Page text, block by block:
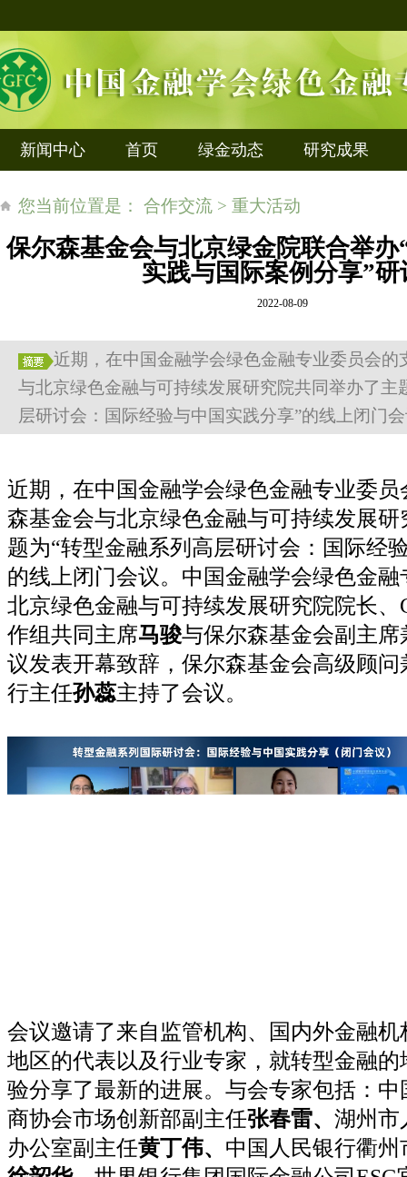
新闻中心 首页 绿金动态 研究成果
您当前位置是： 合作交流 > 重大活动
保尔森基金会与北京绿金院联合举
实践与国际案例分享”研
2022-08-09
近期，在中国金融学会绿色金融专业委员会的
与北京绿色金融与可持续发展研究院共同举办了主
层研讨会：国际经验与中国实践分享”的线上闭门
近期，在中国金融学会绿色金融专业委
森基金会与北京绿色金融与可持续发展
题为“转型金融系列高层研讨会：国际经
的线上闭门会议。中国金融学会绿色金
北京绿色金融与可持续发展研究院院长、
作组共同主席马骏与保尔森基金会副主席
议发表开幕致辞，保尔森基金会高级顾
行主任孙蕊主持了会议。
会议邀请了来自监管机构、国内外金融
地区的代表以及行业专家，就转型金融
验分享了最新的进展。与会专家包括：
商协会市场创新部副主任张春雷、 湖州市
办公室副主任黄丁伟、 中国人民银行衢